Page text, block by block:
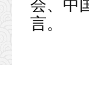
会、中
言。